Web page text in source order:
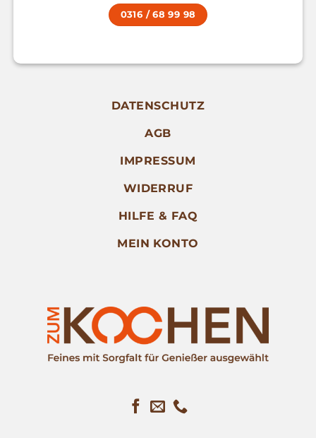
0316 / 68 99 98
DATENSCHUTZ
AGB
IMPRESSUM
WIDERRUF
HILFE & FAQ
MEIN KONTO